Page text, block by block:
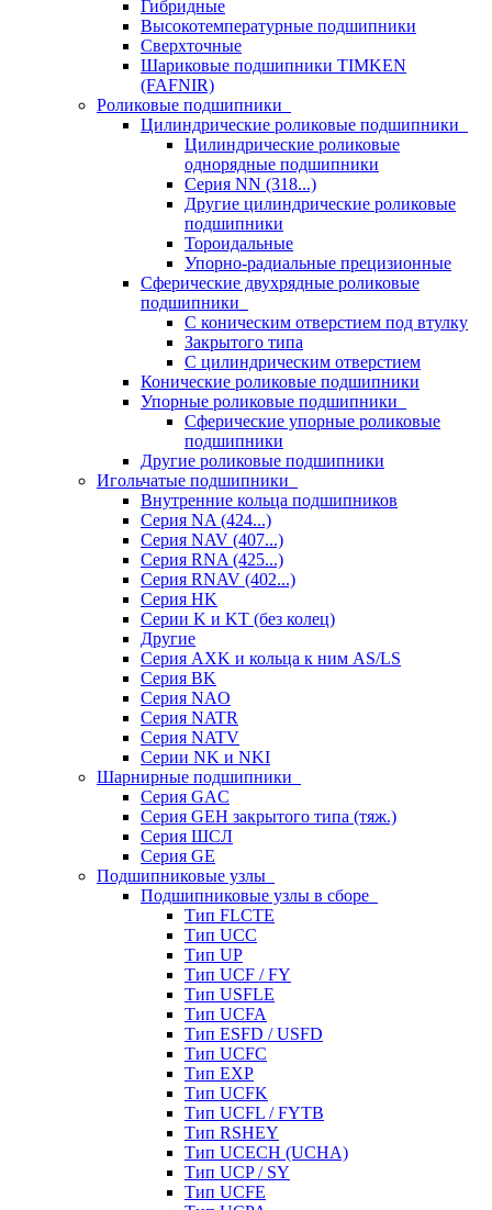
Гибридные
Высокотемпературные подшипники
Сверхточные
Шариковые подшипники TIMKEN
(FAFNIR)
Роликовые подшипники
Цилиндрические роликовые подшипники
Цилиндрические роликовые
однорядные подшипники
Серия NN (318...)
Другие цилиндрические роликовые
подшипники
Тороидальные
Упорно-радиальные прецизионные
Сферические двухрядные роликовые
подшипники
С коническим отверстием под втулку
Закрытого типа
С цилиндрическим отверстием
Конические роликовые подшипники
Упорные роликовые подшипники
Сферические упорные роликовые
подшипники
Другие роликовые подшипники
Игольчатые подшипники
Внутренние кольца подшипников
Серия NA (424...)
Серия NAV (407...)
Серия RNA (425...)
Серия RNAV (402...)
Серия HK
Серии K и KT (без колец)
Другие
Серия AXK и кольца к ним AS/LS
Серия BK
Серия NAO
Серия NATR
Серия NATV
Серии NK и NKI
Шарнирные подшипники
Серия GAC
Серия GEH закрытого типа (тяж.)
Серия ШСЛ
Серия GE
Подшипниковые узлы
Подшипниковые узлы в сборе
Тип FLCTE
Тип UCC
Тип UP
Тип UCF / FY
Тип USFLE
Тип UCFA
Тип ESFD / USFD
Тип UCFC
Тип EXP
Тип UCFK
Тип UCFL / FYTB
Тип RSHEY
Тип UCECH (UCHA)
Тип UCP / SY
Тип UCFE